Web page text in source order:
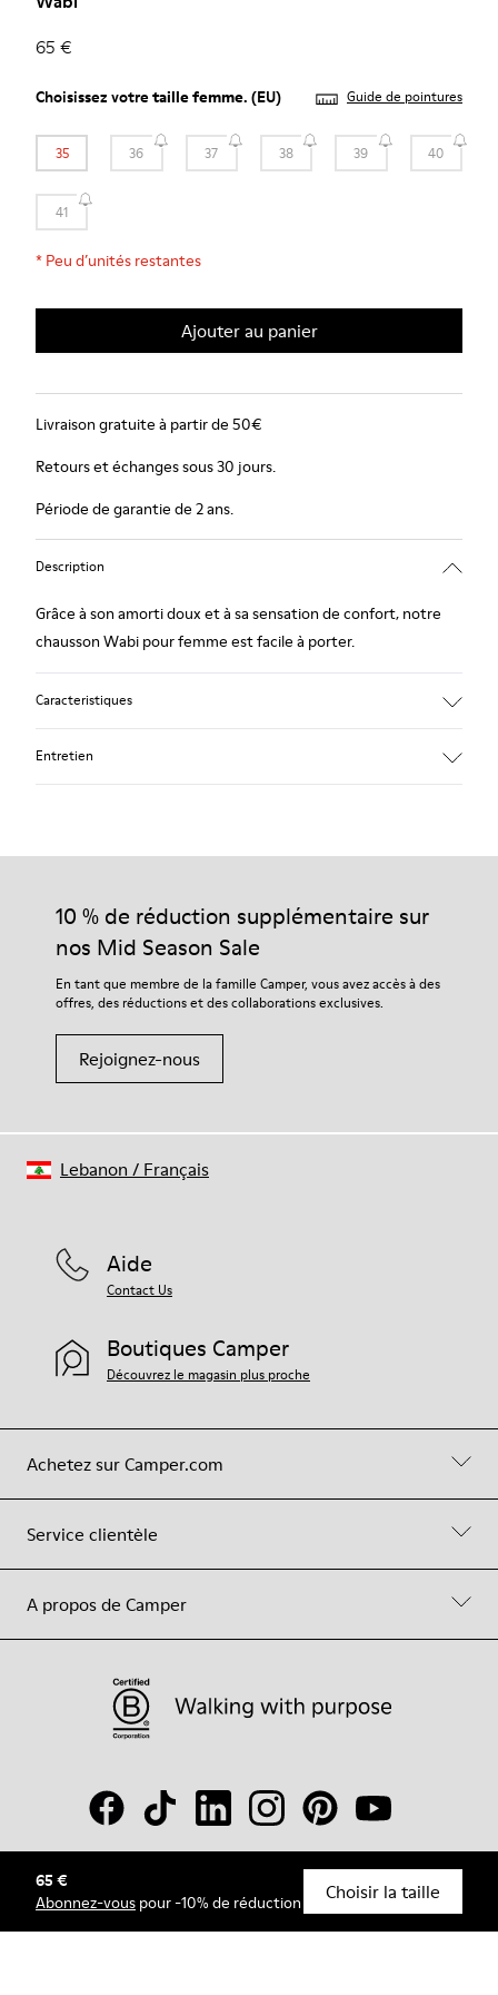
65 €
Choisissez votretaille femme. (EU) Guide de pointures
35 36 37 38 39 40
41
* Peu d’unités restantes
Ajouter au panier
65 €
Abonnez-vous pour -10% de réduction Choisir la taille
Livraison gratuite à partir de 50€
Retours et échanges sous 30 jours.
Période de garantie de 2 ans.
Description
Grâce à son amorti doux et à sa sensation de confort, notre
chausson Wabi pour femme est facile à porter.
Caracteristiques
Entretien
Nos chaussures sont confectionnées à partir de matières haut
durabilité accrue de vos chaussures.
Pour obtenir des instructions détaillées sur l’entretien de
votre paire de chaussures, consultez notreguide d’entretien
10 % de réduction supplémentaire sur
nos Mid Season Sale
En tant que membre de la famille Camper, vous avez accès à des
offres, des réductions et des collaborations exclusives.
Rejoignez-nous
Achetez sur Camper.com
Service clientèle
A propos de Camper
Aide
Contact Us
Boutiques Camper
Découvrez le magasin plus proche
© Camper, 2026
Lebanon / Français